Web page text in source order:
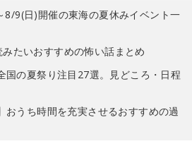
8/9(日)開催の東海の夏休みイベント一
みたいおすすめの怖い話まとめ
国の夏祭り注目27選。見どころ・日程
おうち時間を充実させるおすすめの過